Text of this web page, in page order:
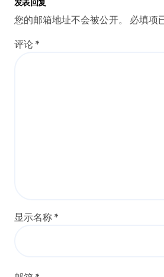
发表回复
您的邮箱地址不会被公开。 必填项
评论 *
显示名称 *